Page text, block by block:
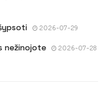
2026-07-29
nežinojote 2026-07-28